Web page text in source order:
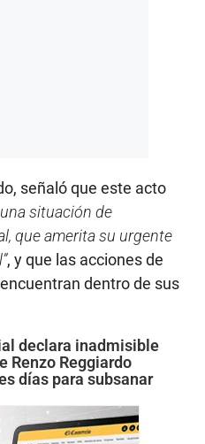
señaló que este acto
situación de
que amerita su urgente
, y que las acciones de
dentro de sus
declara inadmisible
Renzo Reggiardo
días para subsanar